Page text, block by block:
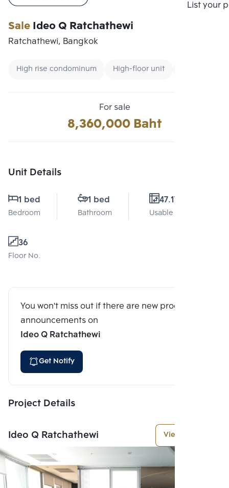
List your
SaleIdeo Q Ratchathewi
Ratchathewi, Bangkok
High rise condominum High-floor unit
For sale
8,360,000 Baht
Unit Details
1 bed
Bedroom
1 bed
Bathroom
47.17 Sq.m.
Usable area
36
Floor No.
You won't miss out if there are new program
announcements on
Ideo Q Ratchathewi
Get Notify
Project Details
Ideo Q Ratchathewi View More